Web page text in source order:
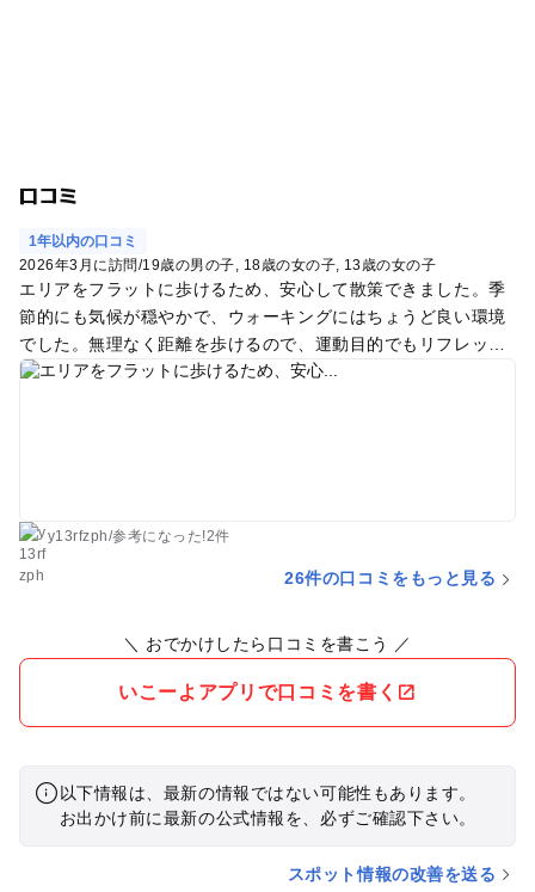
口コミ
1年以内の口コミ
2026年3月に訪問/19歳の男の子 18歳の女の子 13歳の女の子
エリアをフラットに歩けるため、安心して散策できました。季
節的にも気候が穏やかで、ウォーキングにはちょうど良い環境
でした。無理なく距離を歩けるので、運動目的でもリフレッシ
ュ目的でも利用しやすいと感じました。
y13rfzph/参考に なった!2件
26件の口コミをもっと見る
＼ おでかけしたら口コミを書こう ／
いこーよアプリで口コミを書く
以下情報は、最新の情報ではない可能性もあります。
お出かけ前に最新の公式情報を、必ずご確認下さい。
スポット情報の改善を送る